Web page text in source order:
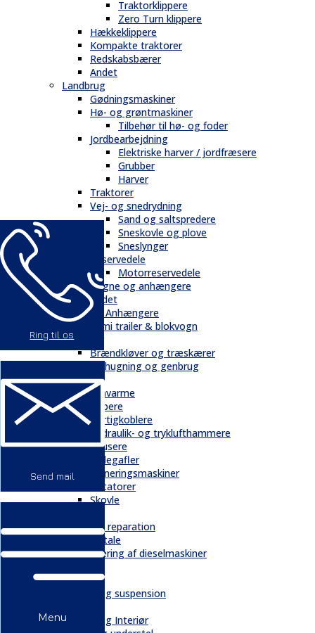
Ring til os
Send mail
Menu
Traktorklippere
Zero Turn klippere
Hækkeklippere
Kompakte traktorer
Redskabsbærer
Andet
Landbrug
Gødningsmaskiner
Hø- og grøntmaskiner
Tilbehør til hø- og foder
Jordbearbejdning
Elektriske harver / jordfræsere
Grubber
Harver
Traktorer
Vej- og snedrydning
Sand og saltspredere
Sneskovle og plove
Sneslynger
Reservedele
Motorreservedele
Vogne og anhængere
Andet
Trailere / Anhængere
Semi trailer & blokvogn
Skovbrug
Brændkløver og træskærer
Flishugning og genbrug
Tilbehør
Gravarme
Gribere
Hurtigkoblere
Hydraulik- og tryklufthammere
Knusere
Pallegafler
Planeringsmaskiner
Rotatorer
Skovle
Service & reparation
Serviceaftale
Elektrificering af dieselmaskiner
Bånd
Chassis og suspension
Kabiner og Interiør